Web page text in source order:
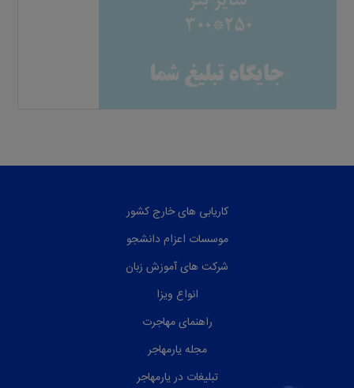
کاریابی های خارج کشور
موسسات اعزام دانشجو
شرکت های آموزش زبان
انواع ویزا
راهنمای مهاجرت
مجله یارمهاجر
تبلیغات در یارمهاجر